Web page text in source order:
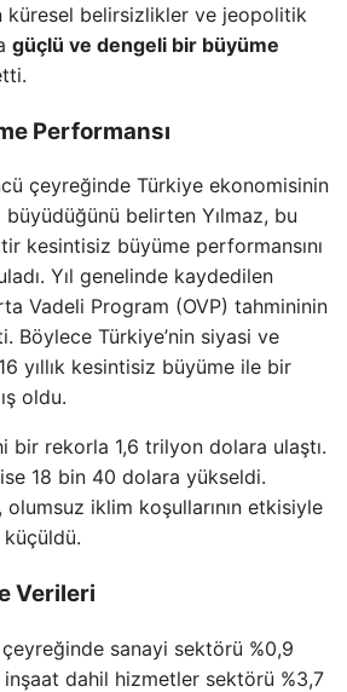
küresel belirsizlikler ve jeopolitik
güçlü ve dengeli bir büyüme
Performansı
çeyreğinde Türkiye ekonomisinin
büyüdüğünü belirten Yılmaz, bu
kesintisiz büyüme performansını
Yıl genelinde kaydedilen
Vadeli Program (OVP) tahmininin
Böylece Türkiye’nin siyasi ve
yıllık kesintisiz büyüme ile bir
oldu.
bir rekorla 1,6 trilyon dolara ulaştı.
18 bin 40 dolara yükseldi.
olumsuz iklim koşullarının etkisiyle
küçüldü.
Verileri
sanayi sektörü %0,9
inşaat dahil hizmetler sektörü %3,7